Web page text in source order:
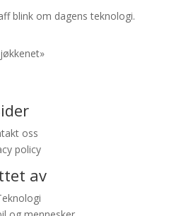
blink om dagens teknologi.
oss
policy
av